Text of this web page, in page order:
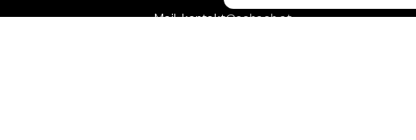
Mail: kontakt@schach.at